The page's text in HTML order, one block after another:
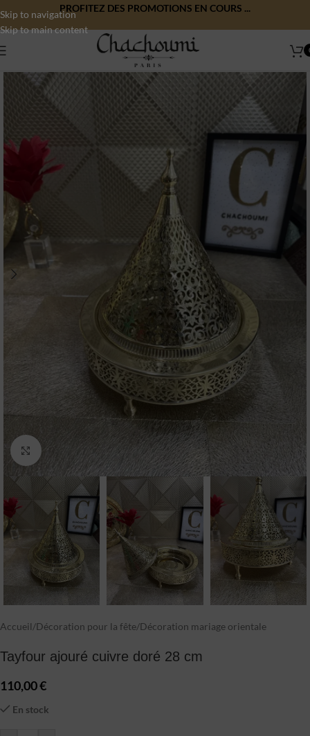
Skip to navigation
Skip to main content
PROFITEZ DES PROMOTIONS EN COURS ...
Click to enlarge
Accueil/Décoration pour la fête/Décoration mariage orientale
Tayfour ajouré cuivre doré 28 cm
110,00€
En stock